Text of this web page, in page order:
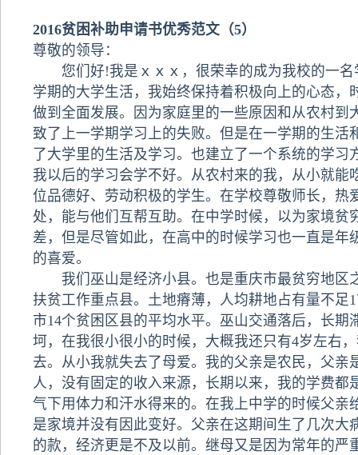
2016贫困补助申请书优秀范文（5）
尊敬的领导：
您们好!我是ｘｘｘ，很荣幸的成为我校的一名
学期的大学生活，我始终保持着积极向上的心态，
做到全面发展。因为家庭里的一些原因和从农村到
致了上一学期学习上的失败。但是在一学期的生活
了大学里的生活及学习。也建立了一个系统的学习
我以后的学习会学不好。从农村来的我，从小就能
位品德好、劳动积极的学生。在学校尊敬师长，热
处，能与他们互帮互助。在中学时候，以为家境贫
差，但是尽管如此，在高中的时候学习也一直是年
的喜爱。
我们巫山是经济小县。也是重庆市最贫穷地区
扶贫工作重点县。土地瘠薄，人均耕地占有量不足
市14个贫困区县的平均水平。巫山交通落后，长期
坷，在我很小很小的时候，大概我还只有4岁左右
去。从小我就失去了母爱。我的父亲是农民，父亲
人，没有固定的收入来源，长期以来，我的学费都
气下用体力和汗水得来的。在我上中学的时候父亲
是家境并没有因此变好。父亲在这期间生了几次大
的款，经济更是不及以前。继母又是因为常年的严